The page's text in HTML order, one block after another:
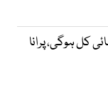
کل ہوگی، پرانا